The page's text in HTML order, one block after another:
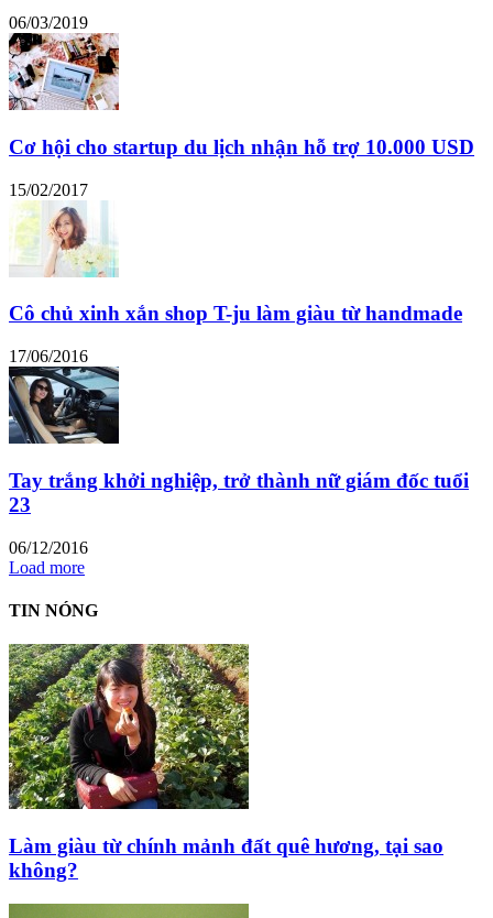
06/03/2019
Cơ hội cho startup du lịch nhận hỗ trợ 10.000 USD
15/02/2017
Cô chủ xinh xắn shop T-ju làm giàu từ handmade
17/06/2016
Tay trắng khởi nghiệp, trở thành nữ giám đốc tuổi
23
06/12/2016
Load more
TIN NÓNG
Làm giàu từ chính mảnh đất quê hương, tại sao
không?